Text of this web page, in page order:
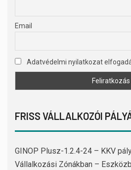
Email
Adatvédelmi nyilatkozat
FRISS VÁLLALKOZÓI
GINOP Plusz-1.2.4-24 – KKV
Vállalkozási Zónákban –